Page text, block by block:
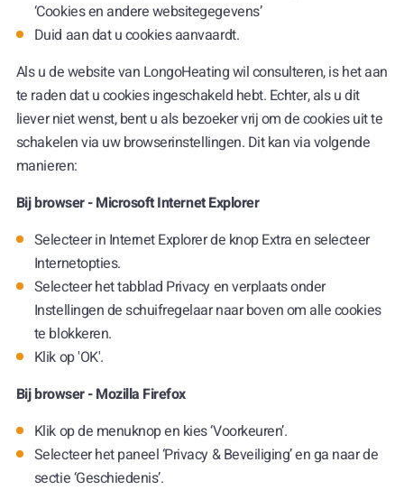
‘Cookies en andere websitegegevens’
Duid aan dat u cookies aanvaardt.
Als u de website van LongoHeating wil consulteren, is het aan
te raden dat u cookies ingeschakeld hebt. Echter, als u dit
liever niet wenst, bent u als bezoeker vrij om de cookies uit te
schakelen via uw browserinstellingen. Dit kan via volgende
manieren:
Bij browser - Microsoft Internet Explorer
Selecteer in Internet Explorer de knop Extra en selecteer
Internetopties.
Selecteer het tabblad Privacy en verplaats onder
Instellingen de schuifregelaar naar boven om alle cookies
te blokkeren.
Klik op 'OK'.
Bij browser - Mozilla Firefox
Klik op de menuknop en kies ‘Voorkeuren’.
Selecteer het paneel ‘Privacy & Beveiliging’ en ga naar de
sectie ‘Geschiedenis’.